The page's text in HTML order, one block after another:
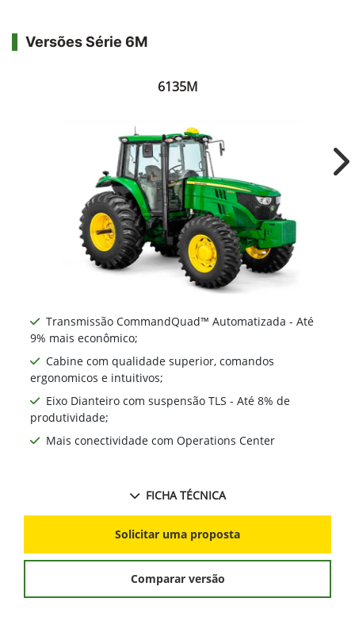
Versões Série 6M
6135M
Transmissão CommandQuad™ Automatizada - Até
9% mais econômico;
Cabine com qualidade superior, comandos
ergonomicos e intuitivos;
Eixo Dianteiro com suspensão TLS - Até 8% de
produtividade;
Mais conectividade com Operations Center
FICHA TÉCNICA
Solicitar uma proposta
Comparar versão